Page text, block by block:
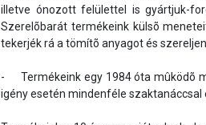
illetve ónozott felülettel is gyártjuk-
Szerelõbarát termékeink külsõ
tekerjék rá a tömítõ anyagot és
-	Termékeink egy 1984 óta mûködõ már második generációs magyar családi vállalkozás korszerû üzemében készülnek. Vevõinket
igény esetén mindenféle szaktanáccsal